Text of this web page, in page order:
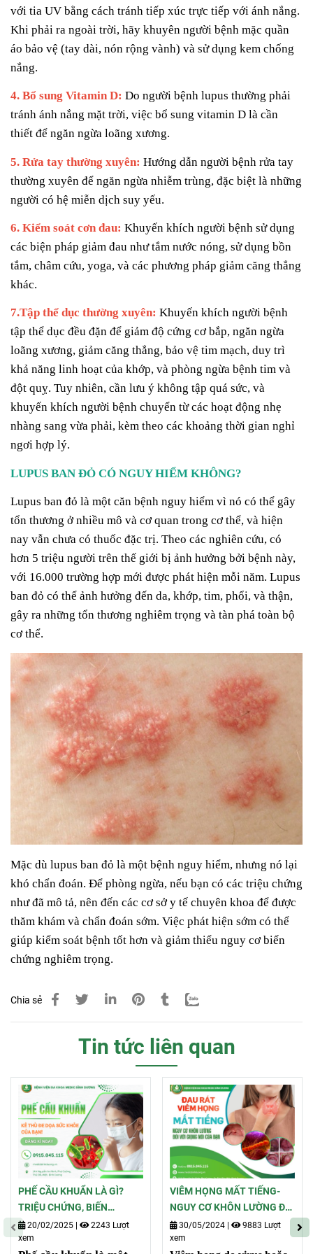
với tia UV bằng cách tránh tiếp xúc trực tiếp với ánh nắng.
Khi phải ra ngoài trời, hãy khuyên người bệnh mặc quần
áo bảo vệ (tay dài, nón rộng vành) và sử dụng kem chống
nắng.
4. Bổ sung Vitamin D: Do người bệnh lupus thường phải
tránh ánh nắng mặt trời, việc bổ sung vitamin D là cần
thiết để ngăn ngừa loãng xương.
5. Rửa tay thường xuyên: Hướng dẫn người bệnh rửa tay
thường xuyên để ngăn ngừa nhiễm trùng, đặc biệt là những
người có hệ miễn dịch suy yếu.
6. Kiểm soát cơn đau: Khuyến khích người bệnh sử dụng
các biện pháp giảm đau như tắm nước nóng, sử dụng bồn
tắm, châm cứu, yoga, và các phương pháp giảm căng thẳng
khác.
7.Tập thể dục thường xuyên: Khuyến khích người bệnh
tập thể dục đều đặn để giảm độ cứng cơ bắp, ngăn ngừa
loãng xương, giảm căng thẳng, bảo vệ tim mạch, duy trì
khả năng linh hoạt của khớp, và phòng ngừa bệnh tim và
đột quỵ. Tuy nhiên, cần lưu ý không tập quá sức, và
khuyến khích người bệnh chuyển từ các hoạt động nhẹ
nhàng sang vừa phải, kèm theo các khoảng thời gian nghỉ
ngơi hợp lý.
LUPUS BAN ĐỎ CÓ NGUY HIỂM KHÔNG?
Lupus ban đỏ là một căn bệnh nguy hiểm vì nó có thể gây
tổn thương ở nhiều mô và cơ quan trong cơ thể, và hiện
nay vẫn chưa có thuốc đặc trị. Theo các nghiên cứu, có
hơn 5 triệu người trên thế giới bị ảnh hưởng bởi bệnh này,
với 16.000 trường hợp mới được phát hiện mỗi năm. Lupus
ban đỏ có thể ảnh hưởng đến da, khớp, tim, phổi, và thận,
gây ra những tổn thương nghiêm trọng và tàn phá toàn bộ
cơ thể.
Mặc dù lupus ban đỏ là một bệnh nguy hiểm, nhưng nó lại
khó chẩn đoán. Để phòng ngừa, nếu bạn có các triệu chứng
như đã mô tả, nên đến các cơ sở y tế chuyên khoa để được
thăm khám và chẩn đoán sớm. Việc phát hiện sớm có thể
giúp kiểm soát bệnh tốt hơn và giảm thiểu nguy cơ biến
chứng nghiêm trọng.
Chia sẻ
Tin tức liên quan
PHẾ CẦU KHUẨN LÀ GÌ?
TRIỆU CHỨNG, BIẾN
CHỨNG, PHƯƠNG PHÁP
ĐIỀU TRỊ VÀ PHÒNG NGỪA
20/02/2025 |
2243 Lượt
xem
VIÊM HỌNG MẤT TIẾNG-
NGUY CƠ KHÔN LƯỜNG ĐỐI
VỚI GIỌNG NÓI CỦA BẠN
30/05/2024 |
9883 Lượt
xem